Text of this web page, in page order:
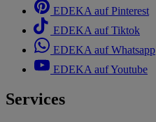
EDEKA auf Pinterest
EDEKA auf Tiktok
EDEKA auf Whatsapp
EDEKA auf Youtube
Services